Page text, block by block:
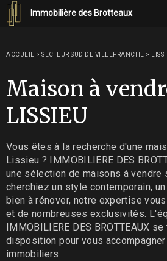
Immobilière des Brotteaux
ACCUEIL > SECTEUR SUD DE VILLEFRANCHE >
Maison à
LISSIEU
Vous êtes à la recherche d'une
Lissieu ? IMMOBILIERE DES
une sélection de maisons à vendre
cherchiez un style contemporain,
bien à rénover, notre expertise
et de nombreuses exclusivités.
IMMOBILIERE DES BROTTEAUX
disposition pour vous
immobiliers.